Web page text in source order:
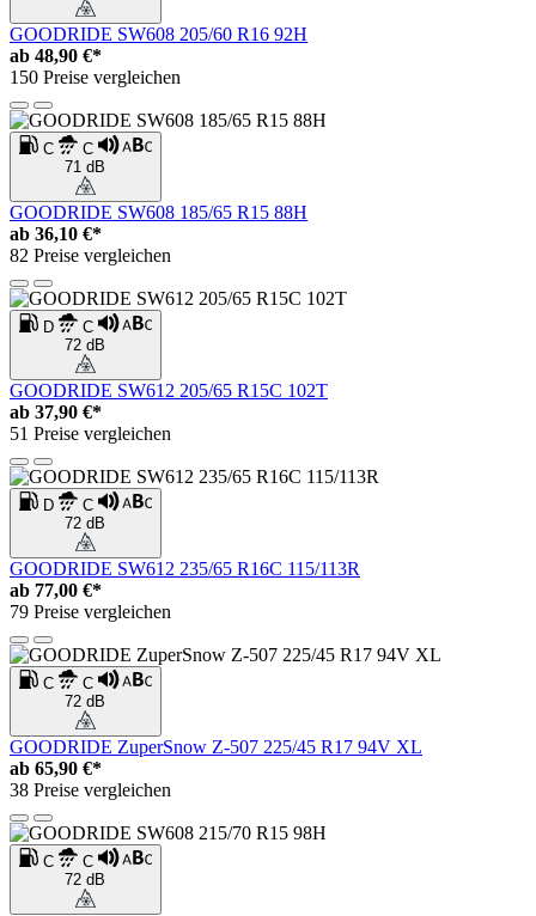
GOODRIDE SW608 205/60 R16 92H
ab 48,90 €*
150 Preise vergleichen
C
C
71 dB
GOODRIDE SW608 185/65 R15 88H
ab 36,10 €*
82 Preise vergleichen
D
C
72 dB
GOODRIDE SW612 205/65 R15C 102T
ab 37,90 €*
51 Preise vergleichen
D
C
72 dB
GOODRIDE SW612 235/65 R16C 115/113R
ab 77,00 €*
79 Preise vergleichen
C
C
72 dB
GOODRIDE ZuperSnow Z-507 225/45 R17 94V XL
ab 65,90 €*
38 Preise vergleichen
C
C
72 dB